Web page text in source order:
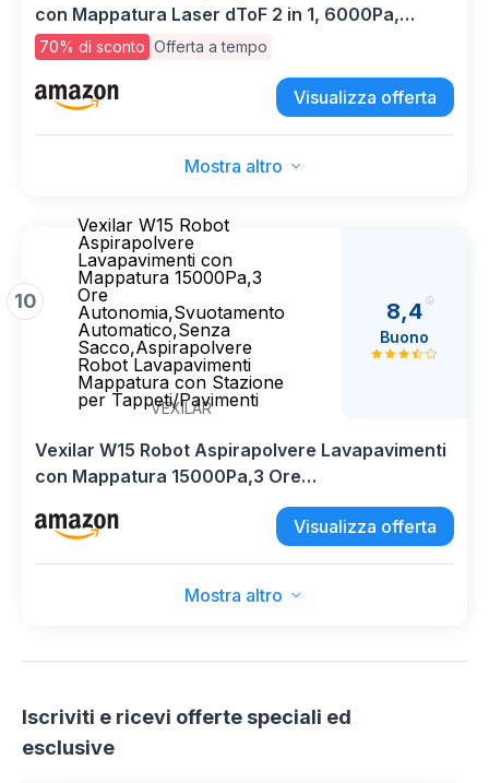
con Mappatura Laser dToF 2 in 1, 6000Pa,
Navigazione Intelligente PSD Anti-Ostacoli, 160
Min,Controllo APP/Alexa, Ideale per Peli Animali,
Grigio
70% di sconto Offerta a tempo
Visualizza offerta
Mostra altro
10
Vexilar W15 Robot
Aspirapolvere
Lavapavimenti con
Mappatura 15000Pa,3
Ore
Autonomia,Svuotamento
Automatico,Senza
Sacco,Aspirapolvere
Robot Lavapavimenti
Mappatura con Stazione
per Tappeti/Pavimenti
VEXILAR
8,4
Buono
Vexilar W15 Robot Aspirapolvere Lavapavimenti
con Mappatura 15000Pa,3 Ore
Autonomia,Svuotamento Automatico,Senza
Sacco,Aspirapolvere Robot Lavapavimenti
Visualizza offerta
Mostra altro
Iscriviti e ricevi offerte speciali ed
esclusive